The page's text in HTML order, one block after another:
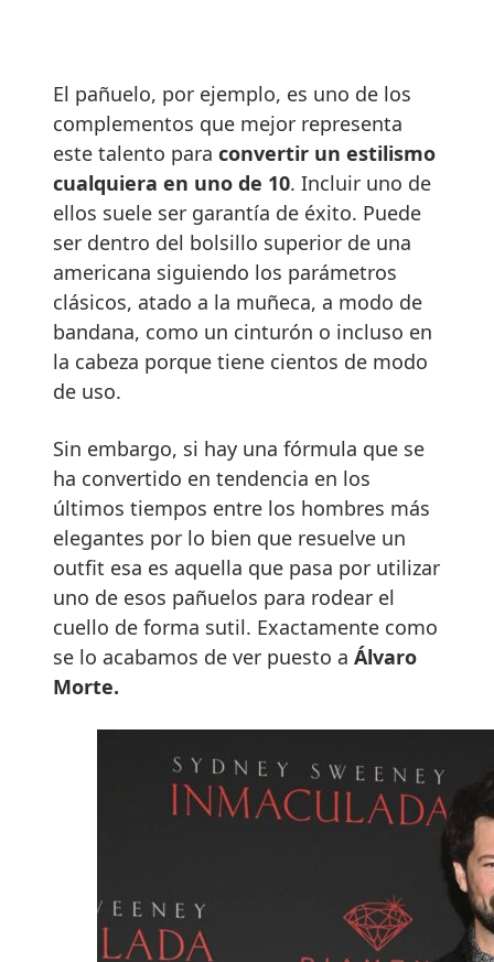
El pañuelo, por ejemplo, es uno de los
complementos que mejor representa
este talento para convertir un estilismo
cualquiera en uno de 10. Incluir uno de
ellos suele ser garantía de éxito. Puede
ser dentro del bolsillo superior de una
americana siguiendo los parámetros
clásicos, atado a la muñeca, a modo de
bandana, como un cinturón o incluso en
la cabeza porque tiene cientos de modo
de uso.
Sin embargo, si hay una fórmula que se
ha convertido en tendencia en los
últimos tiempos entre los hombres más
elegantes por lo bien que resuelve un
outfit esa es aquella que pasa por utilizar
uno de esos pañuelos para rodear el
cuello de forma sutil. Exactamente como
se lo acabamos de ver puesto a Álvaro
Morte.